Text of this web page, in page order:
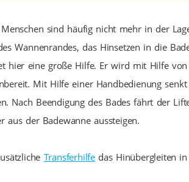
sind häufig nicht mehr in der
Wannenrandes, das Hinsetzen in die
hier eine große Hilfe. Er wird mit Hilfe
Mit Hilfe einer Handbedienung
Nach Beendigung des Bades fährt der
aus der Badewanne aussteigen.
Transferhilfedas Hinübergleiten